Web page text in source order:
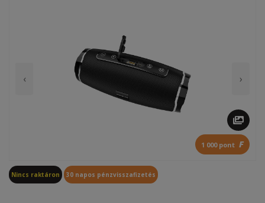
‹ ›
1 000 pont F
Nincs raktáron 30 napos pénzvisszafizetés